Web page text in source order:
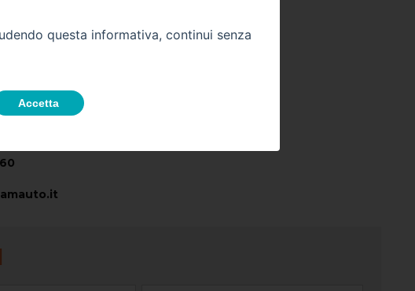
nella nostra sede:
questa informativa, continui senza
Accetta